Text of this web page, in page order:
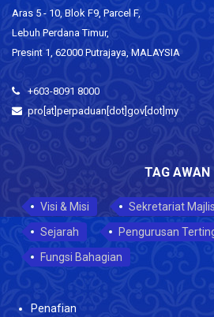
Aras 5 - 10, Blok F9, Parcel F,
Lebuh Perdana Timur,
Presint 1, 62000 Putrajaya, MALAYSIA
+603-8091 8000
pro[at]perpaduan[dot]gov[dot]my
TAG AWAN
Visi & Misi
Sekretariat
Sejarah
Pengurusan
Fungsi Bahagian
Penafian